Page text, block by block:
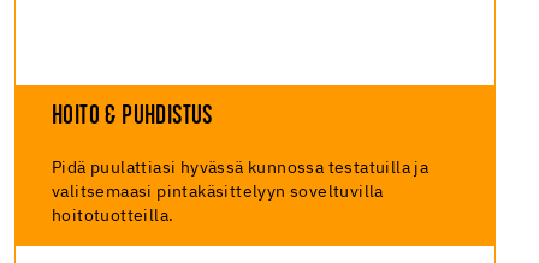
HOITO & PUHDISTUS
Pidä puulattiasi hyvässä kunnossa testatuilla ja
valitsemaasi pintakäsittelyyn soveltuvilla
hoitotuotteilla.